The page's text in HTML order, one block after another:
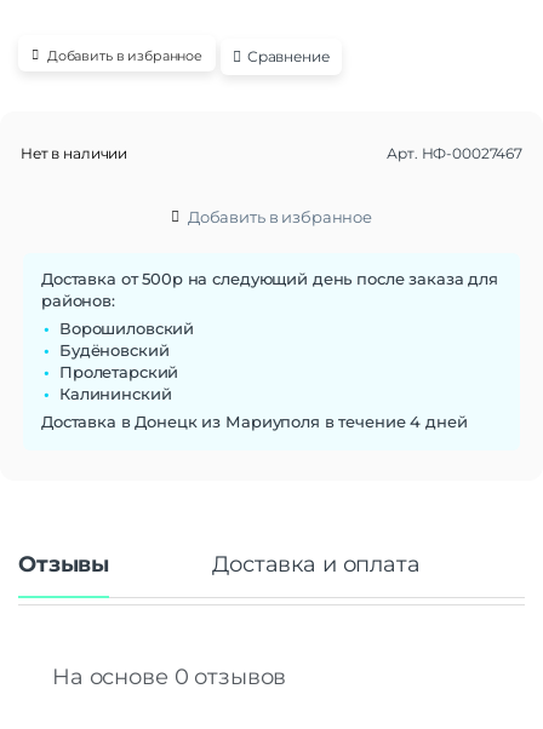
Добавить в избранное Сравнение
Нет в наличии Арт. НФ-00027467
Добавить в избранное
Доставка от 500р на следующий день после заказа для
районов:
Ворошиловский
Будёновский
Пролетарский
Калининский
Доставка в Донецк из Мариуполя в течение 4 дней
Отзывы Доставка и оплата
На основе 0 отзывов